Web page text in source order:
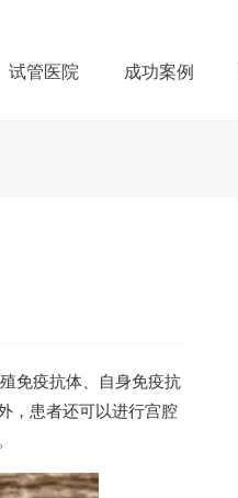
试管医院 成功案例
免疫抗体、自身免疫抗
，患者还可以进行宫腔